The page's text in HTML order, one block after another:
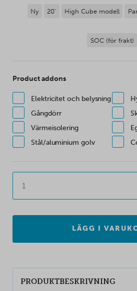
Ny 20' High Cube modell
SOC (för frakt)
Product addons
Elektricitet och belysning
Gångdörr
Värmeisolering
Stål/aluminium golv
LÄGG I
PRODUKTBESKRIVNING